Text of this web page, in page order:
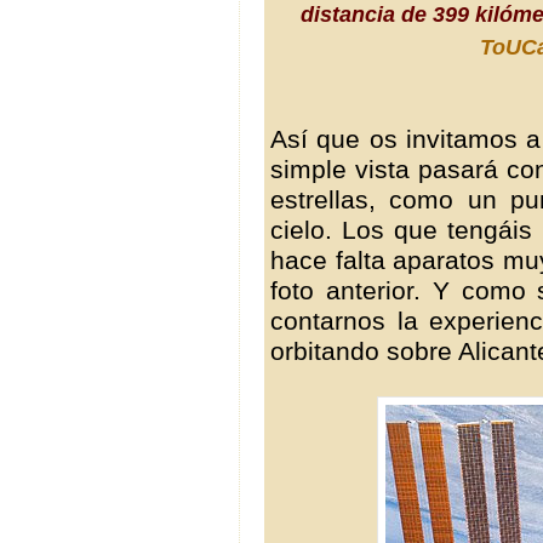
distancia de 399
Así que os invitamos
simple vista pasará
estrellas, como un
cielo. Los que
hace falta aparatos
foto anterior. Y como
contarnos la
orbitando sobre